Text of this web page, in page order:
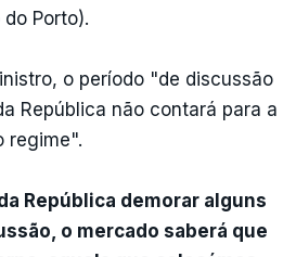
Porto).
o período "de discussão
República não contará para a
regime".
República demorar alguns
o mercado saberá que